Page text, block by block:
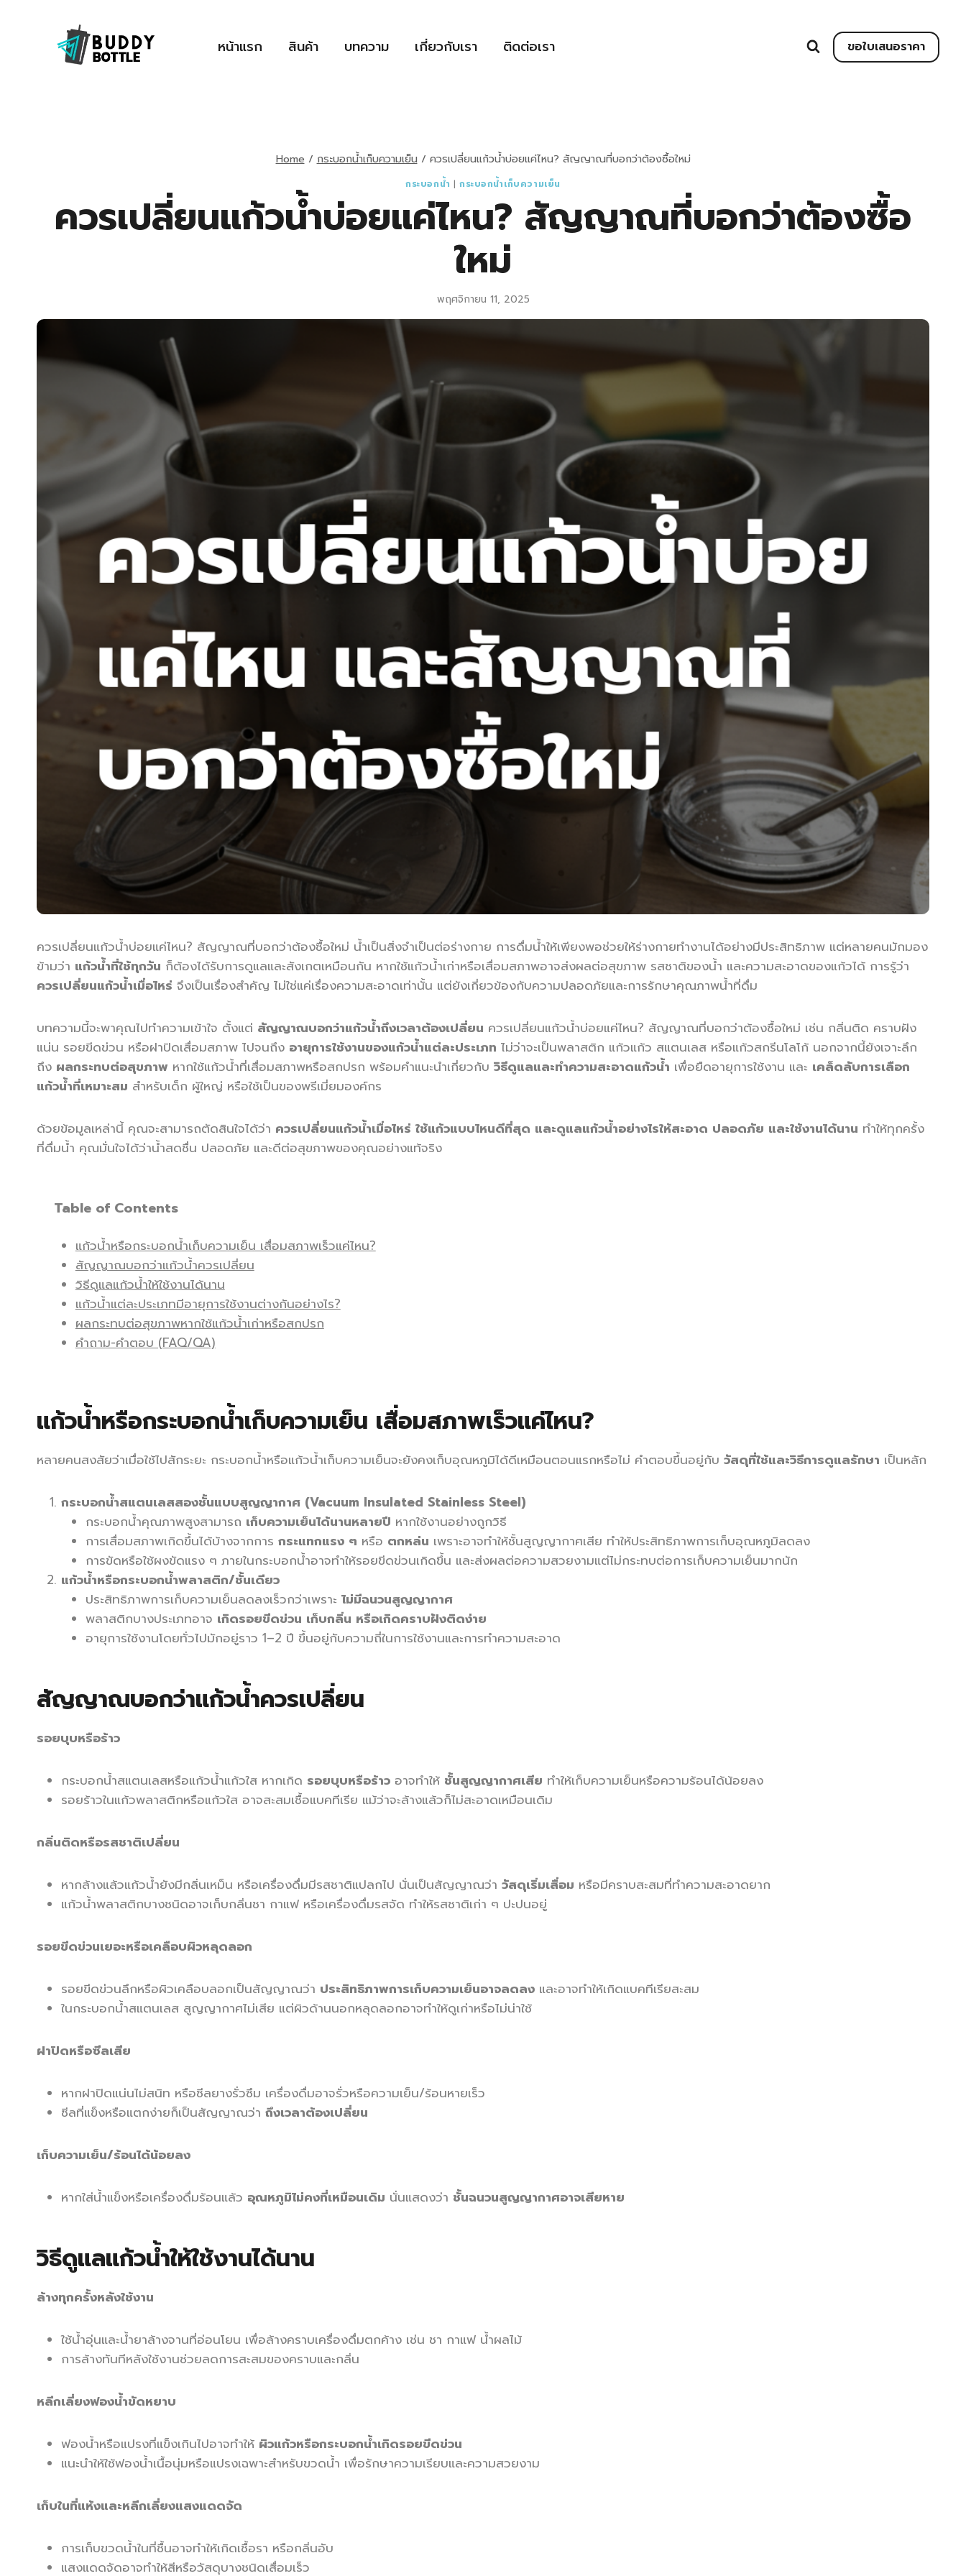
หน้าแรก สินค้า บทความ เกี่ยวกับเรา ติดต่อเรา ขอใบเสนอราคา
Home / กระบอกน้ำเก็บความเย็น / ควรเปลี่ยนแก้วน้ำบ่อยแค่ไหน? สัญญาณที่บอกว่าต้องซื้อใหม่
กระบอกน้ำ | กระบอกน้ำเก็บความเย็น
ควรเปลี่ยนแก้วน้ำบ่อยแค่ไหน? สัญญาณที่บอกว่าต้องซื้อ
ใหม่
พฤศจิกายน 11, 2025
ควรเปลี่ยนแก้วน้ำบ่อยแค่ไหน? สัญญาณที่บอกว่าต้องซื้อใหม่ น้ำเป็นสิ่งจำเป็นต่อร่างกาย การดื่มน้ำให้เพียงพอช่วยให้ร่างกายทำงานได้อย่างมีประสิทธิภาพ แต่หลายคนมักมอง
ข้ามว่า แก้วน้ำที่ใช้ทุกวัน ก็ต้องได้รับการดูแลและสังเกตเหมือนกัน หากใช้แก้วน้ำเก่าหรือเสื่อมสภาพอาจส่งผลต่อสุขภาพ รสชาติของน้ำ และความสะอาดของแก้วได้ การรู้ว่า
ควรเปลี่ยนแก้วน้ำเมื่อไหร่ จึงเป็นเรื่องสำคัญ ไม่ใช่แค่เรื่องความสะอาดเท่านั้น แต่ยังเกี่ยวข้องกับความปลอดภัยและการรักษาคุณภาพน้ำที่ดื่ม
บทความนี้จะพาคุณไปทำความเข้าใจ ตั้งแต่ สัญญาณบอกว่าแก้วน้ำถึงเวลาต้องเปลี่ยน ควรเปลี่ยนแก้วน้ำบ่อยแค่ไหน? สัญญาณที่บอกว่าต้องซื้อใหม่ เช่น กลิ่นติด คราบฝัง
แน่น รอยขีดข่วน หรือฝาปิดเสื่อมสภาพ ไปจนถึง อายุการใช้งานของแก้วน้ำแต่ละประเภท ไม่ว่าจะเป็นพลาสติก แก้วแก้ว สแตนเลส หรือแก้วสกรีนโลโก้ นอกจากนี้ยังเจาะลึก
ถึง ผลกระทบต่อสุขภาพ หากใช้แก้วน้ำที่เสื่อมสภาพหรือสกปรก พร้อมคำแนะนำเกี่ยวกับ วิธีดูแลและทำความสะอาดแก้วน้ำ เพื่อยืดอายุการใช้งาน และ เคล็ดลับการเลือก
แก้วน้ำที่เหมาะสม สำหรับเด็ก ผู้ใหญ่ หรือใช้เป็นของพรีเมี่ยมองค์กร
ด้วยข้อมูลเหล่านี้ คุณจะสามารถตัดสินใจได้ว่า ควรเปลี่ยนแก้วน้ำเมื่อไหร่ ใช้แก้วแบบไหนดีที่สุด และดูแลแก้วน้ำอย่างไรให้สะอาด ปลอดภัย และใช้งานได้นาน ทำให้ทุกครั้ง
ที่ดื่มน้ำ คุณมั่นใจได้ว่าน้ำสดชื่น ปลอดภัย และดีต่อสุขภาพของคุณอย่างแท้จริง
Table of Contents
แก้วน้ำหรือกระบอกน้ำเก็บความเย็น เสื่อมสภาพเร็วแค่ไหน?
สัญญาณบอกว่าแก้วน้ำควรเปลี่ยน
วิธีดูแลแก้วน้ำให้ใช้งานได้นาน
แก้วน้ำแต่ละประเภทมีอายุการใช้งานต่างกันอย่างไร?
ผลกระทบต่อสุขภาพหากใช้แก้วน้ำเก่าหรือสกปรก
คำถาม-คำตอบ (FAQ/QA)
แก้วน้ำหรือกระบอกน้ำเก็บความเย็น เสื่อมสภาพเร็วแค่ไหน?
หลายคนสงสัยว่าเมื่อใช้ไปสักระยะ กระบอกน้ำหรือแก้วน้ำเก็บความเย็นจะยังคงเก็บอุณหภูมิได้ดีเหมือนตอนแรกหรือไม่ คำตอบขึ้นอยู่กับ วัสดุที่ใช้และวิธีการดูแลรักษา เป็นหลัก
กระบอกน้ำสแตนเลสสองชั้นแบบสูญญากาศ (Vacuum Insulated Stainless Steel)
กระบอกน้ำคุณภาพสูงสามารถ เก็บความเย็นได้นานหลายปี หากใช้งานอย่างถูกวิธี
การเสื่อมสภาพเกิดขึ้นได้บ้างจากการ กระแทกแรง ๆ หรือ ตกหล่น เพราะอาจทำให้ชั้นสูญญากาศเสีย ทำให้ประสิทธิภาพการเก็บอุณหภูมิลดลง
การขัดหรือใช้ผงขัดแรง ๆ ภายในกระบอกน้ำอาจทำให้รอยขีดข่วนเกิดขึ้น และส่งผลต่อความสวยงามแต่ไม่กระทบต่อการเก็บความเย็นมากนัก
แก้วน้ำหรือกระบอกน้ำพลาสติก/ชั้นเดียว
ประสิทธิภาพการเก็บความเย็นลดลงเร็วกว่าเพราะ ไม่มีฉนวนสูญญากาศ
พลาสติกบางประเภทอาจ เกิดรอยขีดข่วน เก็บกลิ่น หรือเกิดคราบฝังติดง่าย
อายุการใช้งานโดยทั่วไปมักอยู่ราว 1–2 ปี ขึ้นอยู่กับความถี่ในการใช้งานและการทำความสะอาด
สัญญาณบอกว่าแก้วน้ำควรเปลี่ยน
รอยบุบหรือร้าว
กระบอกน้ำสแตนเลสหรือแก้วน้ำแก้วใส หากเกิด รอยบุบหรือร้าว อาจทำให้ ชั้นสูญญากาศเสีย ทำให้เก็บความเย็นหรือความร้อนได้น้อยลง
รอยร้าวในแก้วพลาสติกหรือแก้วใส อาจสะสมเชื้อแบคทีเรีย แม้ว่าจะล้างแล้วก็ไม่สะอาดเหมือนเดิม
กลิ่นติดหรือรสชาติเปลี่ยน
หากล้างแล้วแก้วน้ำยังมีกลิ่นเหม็น หรือเครื่องดื่มมีรสชาติแปลกไป นั่นเป็นสัญญาณว่า วัสดุเริ่มเสื่อม หรือมีคราบสะสมที่ทำความสะอาดยาก
แก้วน้ำพลาสติกบางชนิดอาจเก็บกลิ่นชา กาแฟ หรือเครื่องดื่มรสจัด ทำให้รสชาติเก่า ๆ ปะปนอยู่
รอยขีดข่วนเยอะหรือเคลือบผิวหลุดลอก
รอยขีดข่วนลึกหรือผิวเคลือบลอกเป็นสัญญาณว่า ประสิทธิภาพการเก็บความเย็นอาจลดลง และอาจทำให้เกิดแบคทีเรียสะสม
ในกระบอกน้ำสแตนเลส สูญญากาศไม่เสีย แต่ผิวด้านนอกหลุดลอกอาจทำให้ดูเก่าหรือไม่น่าใช้
ฝาปิดหรือซีลเสีย
หากฝาปิดแน่นไม่สนิท หรือซีลยางรั่วซึม เครื่องดื่มอาจรั่วหรือความเย็น/ร้อนหายเร็ว
ซีลที่แข็งหรือแตกง่ายก็เป็นสัญญาณว่า ถึงเวลาต้องเปลี่ยน
เก็บความเย็น/ร้อนได้น้อยลง
หากใส่น้ำแข็งหรือเครื่องดื่มร้อนแล้ว อุณหภูมิไม่คงที่เหมือนเดิม นั่นแสดงว่า ชั้นฉนวนสูญญากาศอาจเสียหาย
วิธีดูแลแก้วน้ำให้ใช้งานได้นาน
ล้างทุกครั้งหลังใช้งาน
ใช้น้ำอุ่นและน้ำยาล้างจานที่อ่อนโยน เพื่อล้างคราบเครื่องดื่มตกค้าง เช่น ชา กาแฟ น้ำผลไม้
การล้างทันทีหลังใช้งานช่วยลดการสะสมของคราบและกลิ่น
หลีกเลี่ยงฟองน้ำขัดหยาบ
ฟองน้ำหรือแปรงที่แข็งเกินไปอาจทำให้ ผิวแก้วหรือกระบอกน้ำเกิดรอยขีดข่วน
แนะนำให้ใช้ฟองน้ำเนื้อนุ่มหรือแปรงเฉพาะสำหรับขวดน้ำ เพื่อรักษาความเรียบและความสวยงาม
เก็บในที่แห้งและหลีกเลี่ยงแสงแดดจัด
การเก็บขวดน้ำในที่ชื้นอาจทำให้เกิดเชื้อรา หรือกลิ่นอับ
แสงแดดจัดอาจทำให้สีหรือวัสดุบางชนิดเสื่อมเร็ว